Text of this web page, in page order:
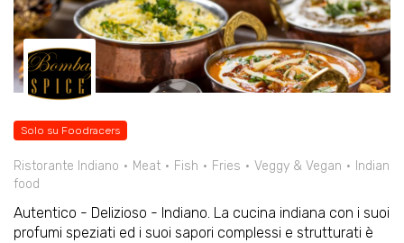
Solo su Foodracers
Ristorante Indiano Meat Fish Fries Veggy & Vegan
Indian
food
Autentico - Delizioso - Indiano. La cucina indiana con i suoi
profumi speziati ed i suoi sapori complessi e strutturati è